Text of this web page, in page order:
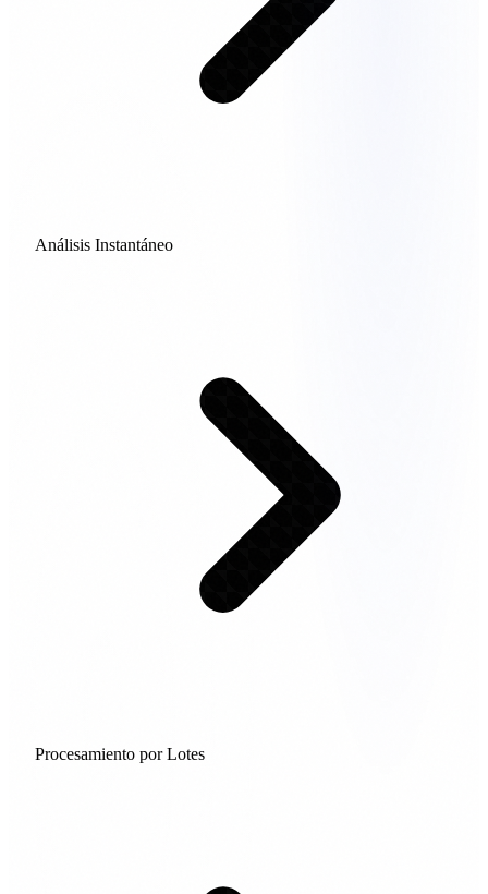
Análisis Instantáneo
Procesamiento por Lotes